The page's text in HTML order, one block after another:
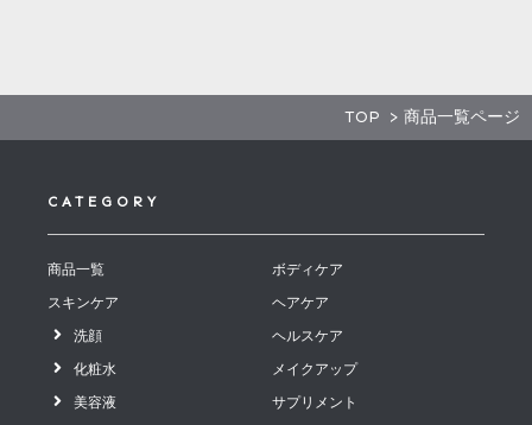
TOP > 商品一覧ページ
CATEGORY
商品一覧
スキンケア
洗顔
化粧水
美容液
ボディケア
ヘアケア
ヘルスケア
メイクアップ
サプリメント